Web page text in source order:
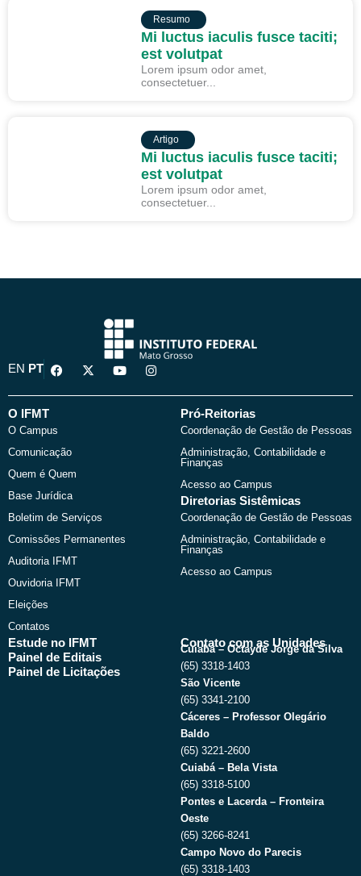
Resumo
Mi luctus iaculis fusce taciti;
est volutpat
Lorem ipsum odor amet,
consectetuer...
Artigo
Mi luctus iaculis fusce taciti;
est volutpat
Lorem ipsum odor amet,
consectetuer...
EN PT
F
a
e
o
k
X
-
w
Y
o
t
I
n
t
O IFMT
O Campus
Comunicação
Quem é Quem
Base Jurídica
Boletim de Serviços
Comissões Permanentes
Auditoria IFMT
Ouvidoria IFMT
Eleições
Contatos
Pró-Reitorias
Coordenação de Gestão de Pessoas
Administração, Contabilidade e
Finanças
Acesso ao Campus
Diretorias Sistêmicas
Coordenação de Gestão de Pessoas
Administração, Contabilidade e
Finanças
Acesso ao Campus
Estude no IFMT
Painel de Editais
Painel de Licitações
Contato com as Unidades
Cuiabá – Octayde Jorge da Silva
(65) 3318-1403
São Vicente
(65) 3341-2100
Cáceres – Professor Olegário
Baldo
(65) 3221-2600
Cuiabá – Bela Vista
(65) 3318-5100
Pontes e Lacerda – Fronteira
Oeste
(65) 3266-8241
Campo Novo do Parecis
(65) 3318-1403